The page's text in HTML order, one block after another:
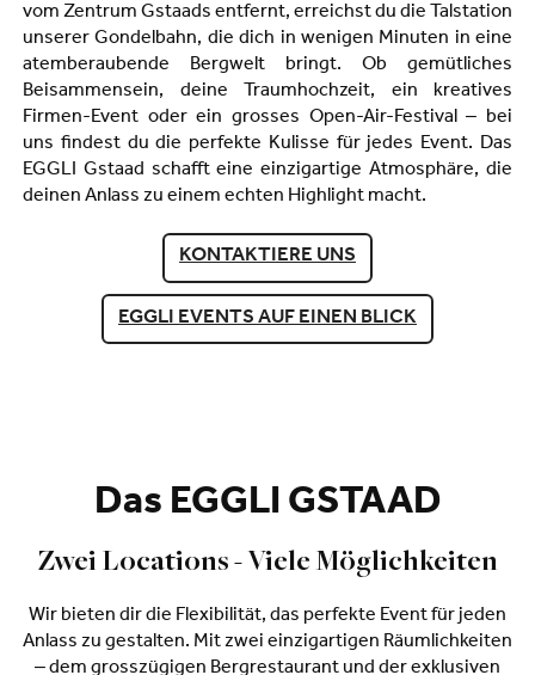
vom Zentrum Gstaads entfernt, erreichst du die Talstation
unserer Gondelbahn, die dich in wenigen Minuten in eine
atemberaubende Bergwelt bringt. Ob gemütliches
Beisammensein, deine Traumhochzeit, ein kreatives
Firmen-Event oder ein grosses Open-Air-Festival – bei
uns findest du die perfekte Kulisse für jedes Event. Das
EGGLI Gstaad schafft eine einzigartige Atmosphäre, die
deinen Anlass zu einem echten Highlight macht.
KONTAKTIERE UNS
EGGLI EVENTS AUF EINEN BLICK
Das EGGLI GSTAAD
Zwei Locations - Viele Möglichkeiten
Wir bieten dir die Flexibilität, das perfekte Event für jeden
Anlass zu gestalten. Mit zwei einzigartigen Räumlichkeiten
– dem grosszügigen Bergrestaurant und der exklusiven